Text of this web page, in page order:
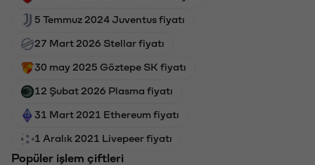
5 Temmuz 2024 Juventus fiyatı
27 Mart 2026 Stellar fiyatı
30 may 2025 Göztepe SK fiyatı
12 Şubat 2026 Plasma fiyatı
31 Mart 2021 Ethereum fiyatı
1 Aralık 2021 Livepeer fiyatı
Popüler işlem çiftleri